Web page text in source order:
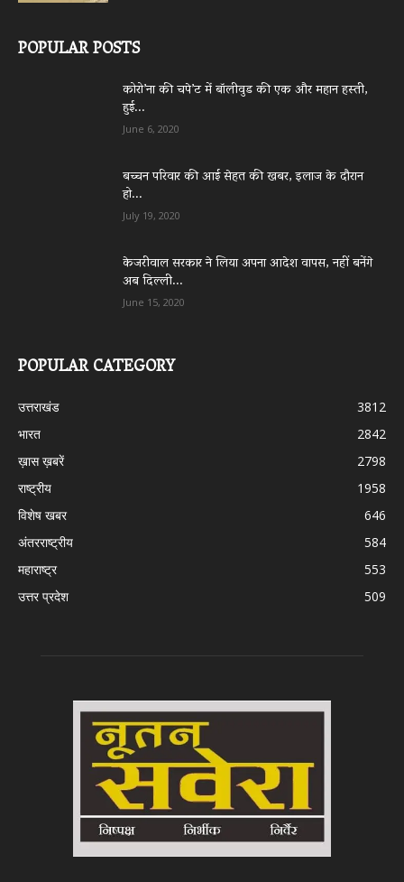
POPULAR POSTS
कोरो’ना की चपे’ट में बॉलीवुड की एक और महान हस्ती,
हुई...
June 6, 2020
बच्चन परिवार की आई सेहत की खबर, इलाज के दौरान
हो...
July 19, 2020
केजरीवाल सरकार ने लिया अपना आदेश वापस, नहीं बनेंगे
अब दिल्ली...
June 15, 2020
POPULAR CATEGORY
उत्तराखंड
3812
भारत
2842
ख़ास ख़बरें
2798
राष्ट्रीय
1958
विशेष खबर
646
अंतरराष्ट्रीय
584
महाराष्ट्र
553
उत्तर प्रदेश
509